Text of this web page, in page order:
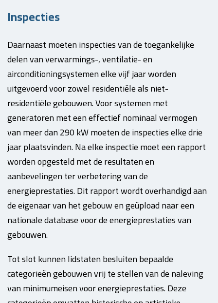
Inspecties
Daarnaast moeten inspecties van de toegankelijke
delen van verwarmings-, ventilatie- en
airconditioningsystemen elke vijf jaar worden
uitgevoerd voor zowel residentiële als niet-
residentiële gebouwen. Voor systemen met
generatoren met een effectief nominaal vermogen
van meer dan 290 kW moeten de inspecties elke drie
jaar plaatsvinden. Na elke inspectie moet een rapport
worden opgesteld met de resultaten en
aanbevelingen ter verbetering van de
energieprestaties. Dit rapport wordt overhandigd aan
de eigenaar van het gebouw en geüpload naar een
nationale database voor de energieprestaties van
gebouwen.
Tot slot kunnen lidstaten besluiten bepaalde
categorieën gebouwen vrij te stellen van de naleving
van minimumeisen voor energieprestaties. Deze